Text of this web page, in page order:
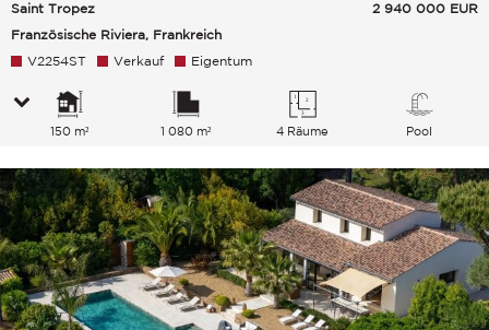
Saint Tropez
Französische Riviera, Frankreich
2 940 000 EUR
V2254ST Verkauf Eigentum
150 m² 1 080 m² 4 Räume Pool